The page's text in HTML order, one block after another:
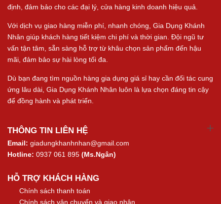
định, đảm bảo cho các đại lý, cửa hàng kinh doanh hiệu quả.
Với dịch vụ giao hàng miễn phí, nhanh chóng, Gia Dụng Khánh
Nhân giúp khách hàng tiết kiệm chi phí và thời gian. Đội ngũ tư
vấn tận tâm, sẵn sàng hỗ trợ từ khâu chọn sản phẩm đến hậu
mãi, đảm bảo sự hài lòng tối đa.
Dù bạn đang tìm nguồn hàng gia dụng giá sỉ hay cần đối tác cung
ứng lâu dài, Gia Dụng Khánh Nhân luôn là lựa chọn đáng tin cậy
để đồng hành và phát triển.
THÔNG TIN LIÊN HỆ
Email: giadungkhanhnhan@gmail.com
Hotline: 0937 061 895 (Ms.Ngân)
HỖ TRỢ KHÁCH HÀNG
Chính sách thanh toán
Chính sách vận chuyển và giao nhận